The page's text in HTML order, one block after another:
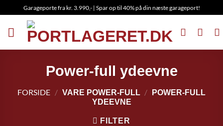
Fortsæt
til
indhold
Garageporte fra kr. 3.990,- | Spar op til 40% på din næste garageport!
Power-full ydeevne
FORSIDE / VARE POWER-FULL /
POWER-FULL
YDEEVNE
FILTER